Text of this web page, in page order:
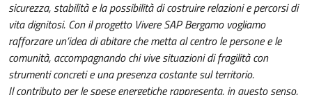
sicurezza, stabilità e la possibilità di costruire relazioni e percorsi di
vita dignitosi. Con il progetto Vivere SAP Bergamo vogliamo
rafforzare un’idea di abitare che metta al centro le persone e le
comunità, accompagnando chi vive situazioni di fragilità con
strumenti concreti e una presenza costante sul territorio.
Il contributo per le spese energetiche rappresenta, in questo senso,